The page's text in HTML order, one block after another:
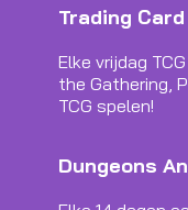
Trading
Elke vrijdag
the Gathering,
TCG spelen!
Dungeons